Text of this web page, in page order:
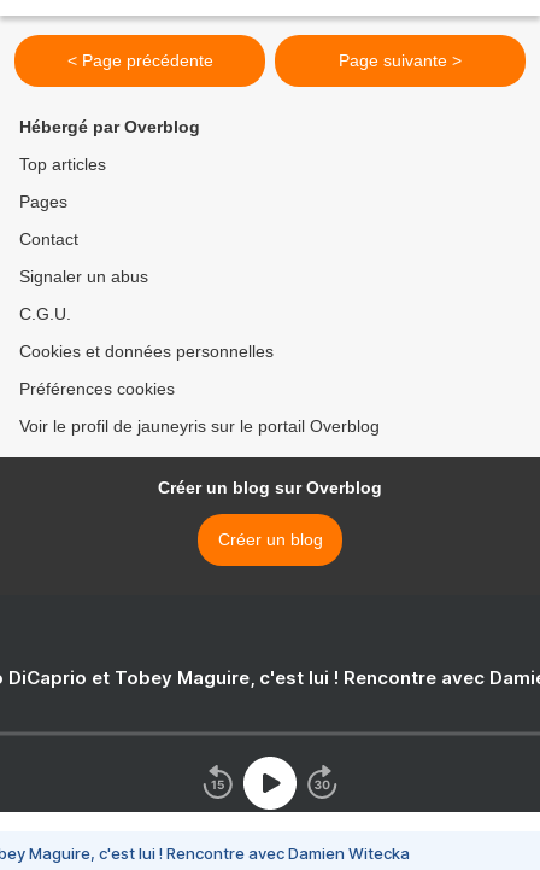
< Page précédente Page suivante >
Hébergé par Overblog
Top articles
Pages
Contact
Signaler un abus
C.G.U.
Cookies et données personnelles
Préférences cookies
Voir le profil de jauneyris sur le portail Overblog
Créer un blog sur Overblog
Créer un blog
DiCaprio et Tobey Maguire, c'est lui ! Rencontre avec
Maguire, c'est lui ! Rencontre avec Damien Witecka